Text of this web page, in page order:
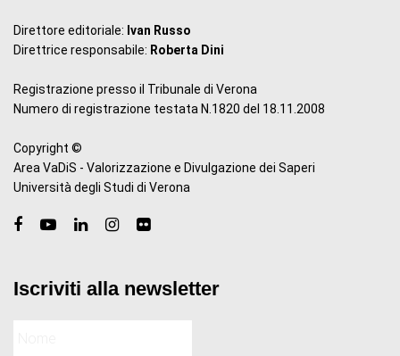
Direttore editoriale: Ivan Russo
Direttrice responsabile: Roberta Dini
Registrazione presso il Tribunale di Verona
Numero di registrazione testata N.1820 del 18.11.2008
Copyright ©
Area VaDiS - Valorizzazione e Divulgazione dei Saperi
Università degli Studi di Verona
Iscriviti alla newsletter